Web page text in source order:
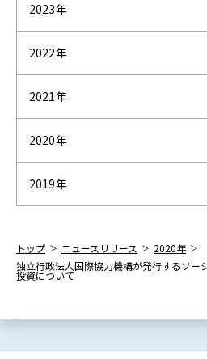
2023年
2022年
2021年
2020年
2019年
トップ ニュースリリース
2020年
独立行政法人国際協力機構が発行するソー
投資について